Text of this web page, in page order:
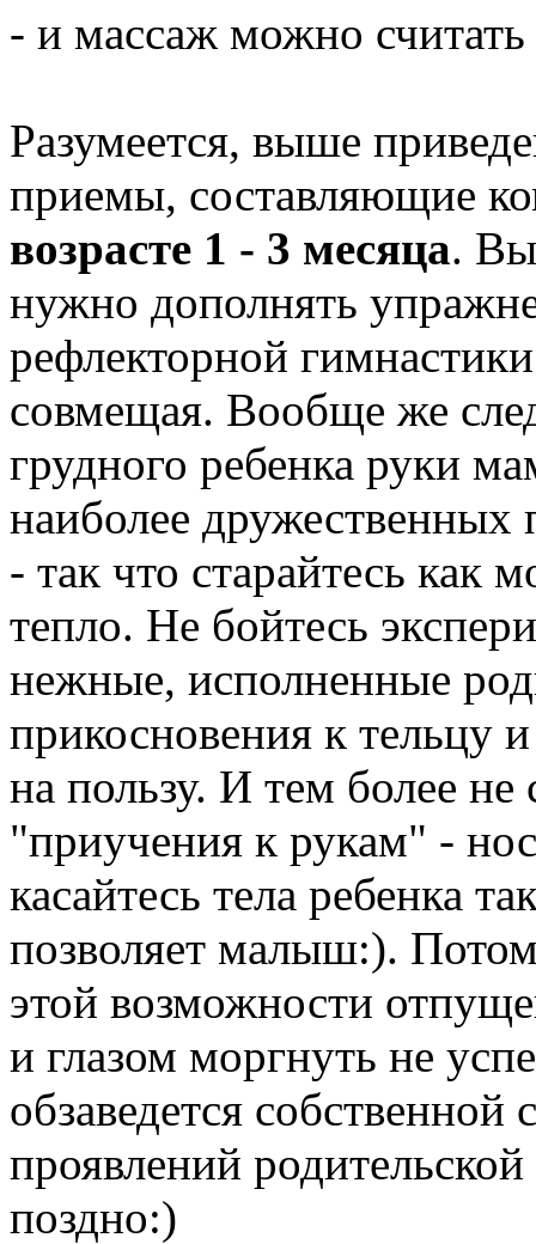
- и массаж можно
Разумеется, выше
приемы, составляющие
возрасте 1 - 3 месяца.
нужно дополнять
рефлекторной
совмещая. Вообще же
грудного ребенка руки
наиболее
- так что старайтесь
тепло. Не бойтесь
нежные, исполненные
прикосновения к тельцу
на пользу. И тем более не
"приучения к рукам" -
касайтесь тела ребенка
позволяет малыш:).
этой возможности
и глазом моргнуть не
обзаведется
проявлений
поздно:)